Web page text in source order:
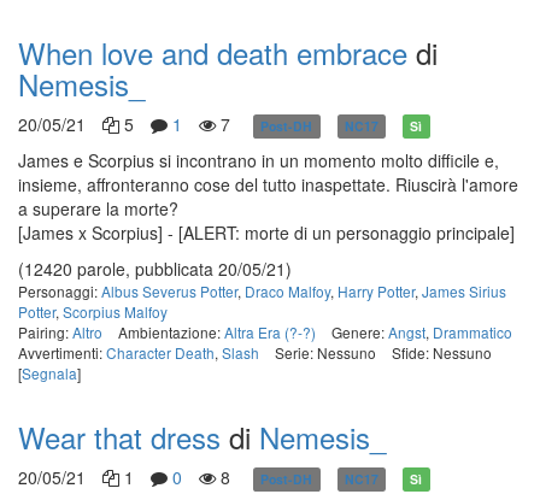
When love and death embrace di
Nemesis_
20/05/21 5 1 7 Post-DH NC17 Sì
James e Scorpius si incontrano in un momento molto difficile e,
insieme, affronteranno cose del tutto inaspettate. Riuscirà l'amore
a superare la morte?
[James x Scorpius] - [ALERT: morte di un personaggio principale]
(12420 parole, pubblicata 20/05/21)
Personaggi:Albus Severus Potter, Draco Malfoy, Harry Potter, James Sirius
Potter, Scorpius Malfoy
Pairing:Altro Ambientazione:Altra Era (?-?) Genere:Angst, Drammatico
Avvertimenti:Character Death, Slash Serie: Nessuno
Sfide: Nessuno
[Segnala]
Wear that dress di Nemesis_
20/05/21 1 0 8 Post-DH NC17 Sì